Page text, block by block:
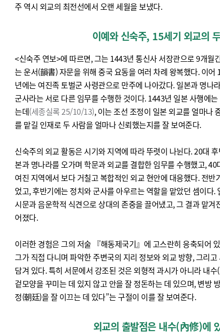
주 역시 외교의 최전선에서 오랜 세월을 보냈다.
이예와 신숙주, 15세기 외교의
<신숙주 연보>에 따르면, 그는 1443년 통신사 서장관으로 9개월
는 운서(韻書) 자문을 위해 중국 요동을 여러 차례 왕복했다. 이
년에는 여진족 토벌군 사령관으로 만주에 나아갔다. 일본과 명나
군사라는 서로 다른 임무를 수행한 것이다. 1443년 일본 사행에
는데(세종실록 25/10/13), 이는 조선 조정이 일본 외교를 얼마나
를 맡길 인재로 두 사람을 얼마나 신뢰했는지를 잘 보여준다.
신숙주의 외교 활동은 시기와 지역에 따라 뚜렷이 나뉜다. 20대
본과 명나라를 오가며 학문과 외교를 결합한 임무를 수행했고,
여진 지역에서 보다 거칠고 복합적인 외교 현안에 대응했다. 전반
었고, 후반기에는 정치와 군사를 아우르는 역할을 맡았던 셈이다.
시문과 음운학적 식견으로 상대의 존중을 끌어냈고, 그 결과 맡겨
어졌다.
이러한 경험은 그의 저술 『해동제국기』에 고스란히 응축되어
그가 직접 다니며 파악한 주변국의 지리 정보와 외교 방향, 그리
담겨 있다. 특히 서문에서 강조된 것은 외형적 과시가 아니라 내
겉모양을 꾸미는 데 있지 않고 안을 잘 정돈하는 데 있으며, 변방
정(朝廷)을 잘 이끄는 데 있다”는 구절이 이를 잘 보여준다.
외교의 출발점은 내수(內修)에